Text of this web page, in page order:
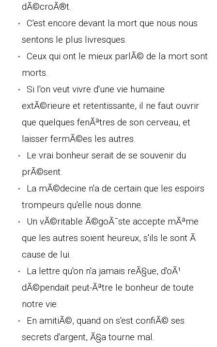
dÃ©croÃ®t.
C'est encore devant la mort que nous nous
sentons le plus livresques.
Ceux qui ont le mieux parlÃ© de la mort sont
morts.
Si l'on veut vivre d'une vie humaine
extÃ©rieure et retentissante, il ne faut ouvrir
que quelques fenÃªtres de son cerveau, et
laisser fermÃ©es les autres.
Le vrai bonheur serait de se souvenir du
prÃ©sent.
La mÃ©decine n'a de certain que les espoirs
trompeurs qu'elle nous donne.
Un vÃ©ritable Ã©goÃ¯ste accepte mÃªme
que les autres soient heureux, s'ils le sont Ã
cause de lui.
La lettre qu'on n'a jamais reÃ§ue, d'oÃ¹
dÃ©pendait peut-Ãªtre le bonheur de toute
notre vie.
En amitiÃ©, quand on s'est confiÃ© ses
secrets d'argent, Ã§a tourne mal.